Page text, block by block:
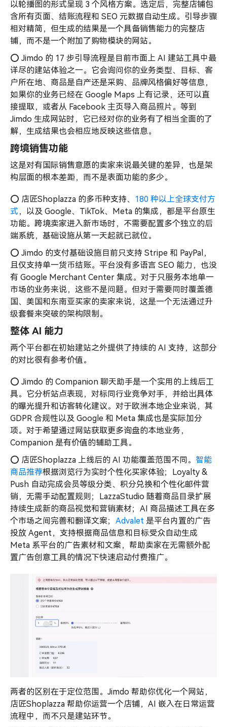
以轮播图的形式呈现 3 个风格方案。选定后，完整店铺包
含所有页面、结账流程和 SEO 元数据自动生成。引导步骤
相对精简，但生成的结果是一个具备销售能力的完整店
铺，而不是一个附加了购物模块的网站。
⭕️ Jimdo 的 17 步引导流程是目前市面上 AI 建站工具中最
详尽的建站体验之一。它会询问你的业务类型、目标、客
户所在地、商品是自产还是采购、品牌风格偏好等信息，
如果你的业务已经在 Google Maps 上有记录，还可以直
接提取，或者从 Facebook 主页导入商品照片。等到
Jimdo 生成网站时，它已经对你的业务有了相当全面的了
解，生成结果也会相应地反映这些信息。
跨境销售功能
这是对有国际销售意愿的卖家来说最关键的差异，也是架
构层面的根本差距，而不是表面功能的多少。
⭕️ 店匠Shoplazza 的多币种支持、 180 种以上全球支付方
式 ，以及 Google、TikTok、Meta 的集成，都是平台原生
功能。跨境卖家进入新市场时，不需要配置多个独立的后
端系统，基础设施从第一天起就已就位。
⭕️ Jimdo 的支付基础设施目前只支持 Stripe 和 PayPal，
且仅支持单一货币结账。平台没有多语言 SEO 能力，也没
有 Google Merchant Center 集成。对于只服务本地单一
市场的业务来说，这些不是问题。但对于需要同时覆盖德
国、美国和东南亚买家的卖家来说，这是一个无法通过升
级套餐来突破的架构限制。
整体 AI 能力
两个平台都在初始建站之外提供了持续的 AI 支持，这部分
的对比很有参考价值。
⭕️ Jimdo 的 Companion 聊天助手是一个实用的上线后工
具。它分析站点表现，对标同行业竞争对手，并给出具体
的曝光提升和访客转化建议。对于欧洲本地企业来说，其
GDPR 合规性以及 Google 和 Meta 集成也是实际加分
项。对于希望通过网站获取更多询盘的本地业务，
Companion 是有价值的辅助工具。
⭕️ 店匠Shoplazza 上线后的 AI 功能覆盖范围不同。 智能
商品推荐根据浏览行为实时个性化买家体验；Loyalty &
Push 自动完成会员等级分类、积分兑换和个性化邮件营
销，无需手动配置规则；LazzaStudio 随着商品目录扩展
持续生成新的商品视觉和营销素材；AI 商品描述工具在多
个市场之间完善和翻译文案； Advalet 是平台内置的广告
投放 Agent，支持根据商品信息和目标受众自动生成
Meta 系平台的广告素材和文案，帮助卖家在无需额外配
置广告创意工具的情况下快速启动付费推广。
两者的区别在于定位范围。Jimdo 帮助你优化一个网站，
店匠Shoplazza 帮助你运营一个店铺，AI 嵌入在日常运营
流程中，而不只是建站环节。